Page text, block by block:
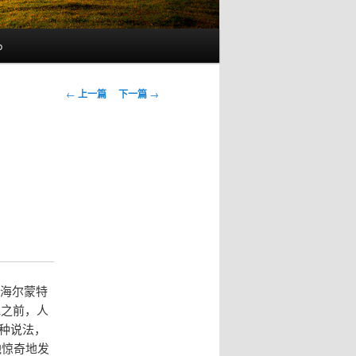
文
← 上一篇 下一篇 →
尔蒙特
前，人
法，
奇地发